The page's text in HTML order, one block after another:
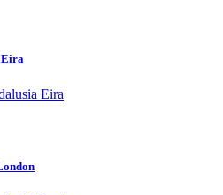
Eira